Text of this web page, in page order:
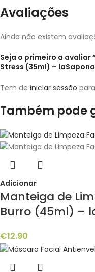
Avaliações
Ainda não existem
Seja o primeiro a avaliar
Stress (35ml) –
Tem de iniciar sessão
Também pode
Adicionar
Manteiga de
Burro (45ml) –
€12.90